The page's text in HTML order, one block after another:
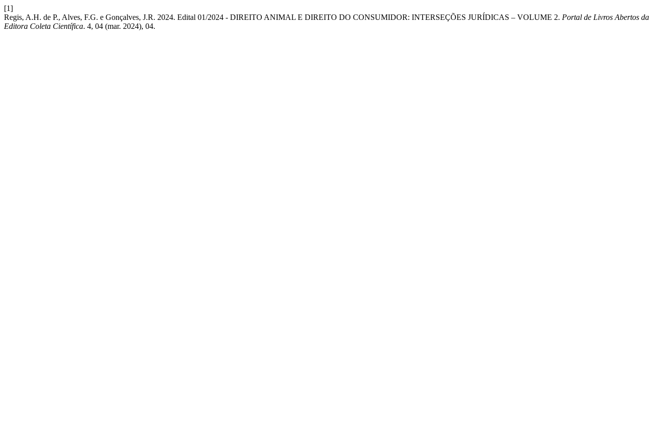
[1]
Regis, A.H. de P., Alves, F.G. e Gonçalves, J.R. 2024. Edital 01/2024 - DIREITO ANIMAL E DIREITO DO CONSUMIDOR: INTERSEÇÕES JURÍDICAS – VOLUME 2. Portal de Livros Abertos da
Editora Coleta Científica. 4, 04 (mar. 2024), 04.